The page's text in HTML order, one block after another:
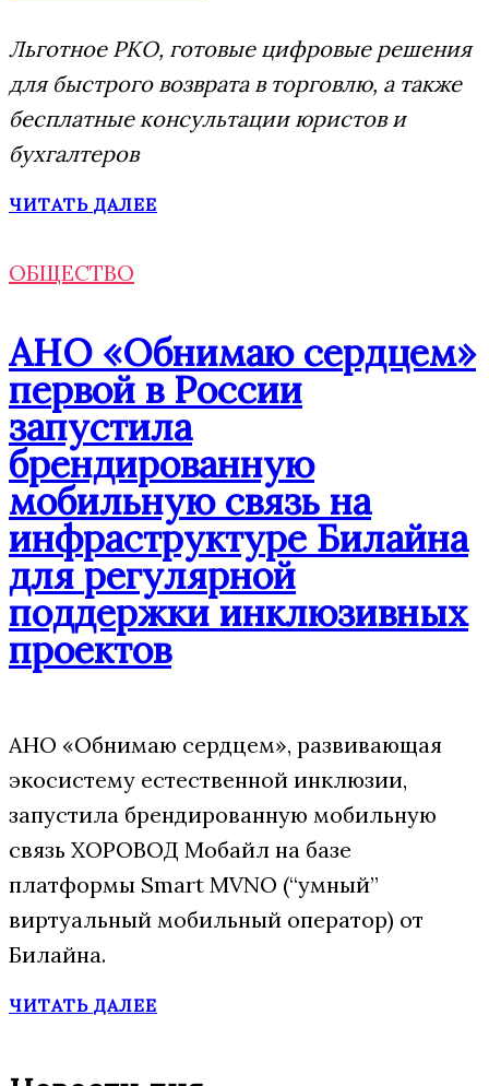
Льготное РКО, готовые цифровые решения
для быстрого возврата в торговлю, а также
бесплатные консультации юристов и
бухгалтеров
ЧИТАТЬ ДАЛЕЕ
ОБЩЕСТВО
АНО «Обнимаю сердцем»
первой в России
запустила
брендированную
мобильную связь на
инфраструктуре Билайна
для регулярной
поддержки инклюзивных
проектов
АНО «Обнимаю сердцем», развивающая
экосистему естественной инклюзии,
запустила брендированную мобильную
связь ХОРОВОД Мобайл на базе
платформы Smart MVNO (“умный”
виртуальный мобильный оператор) от
Билайна.
ЧИТАТЬ ДАЛЕЕ